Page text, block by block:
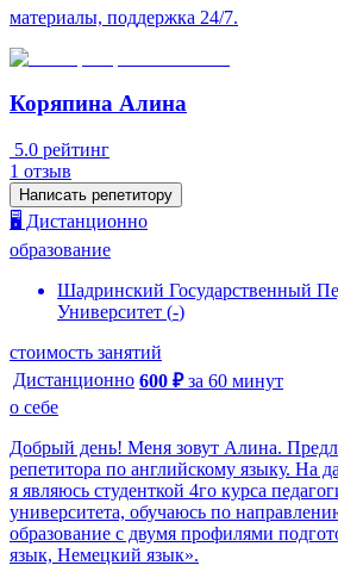
материалы, поддержка 24/7.
Коряпина Алина
5.0 рейтинг
1 отзыв
Написать репетитору
🖥️ Дистанционно
образование
Шадринский Государственный
Университет (-)
стоимость занятий
Дистанционно 600 ₽ за 60 минут
о себе
Добpый день! Mеня зовут Алина.
репетитора по английскому языку. На
я являюсь студенткой 4го курса
университета, обучаюсь по
образование с двумя профилями
язык, Немецкий язык».